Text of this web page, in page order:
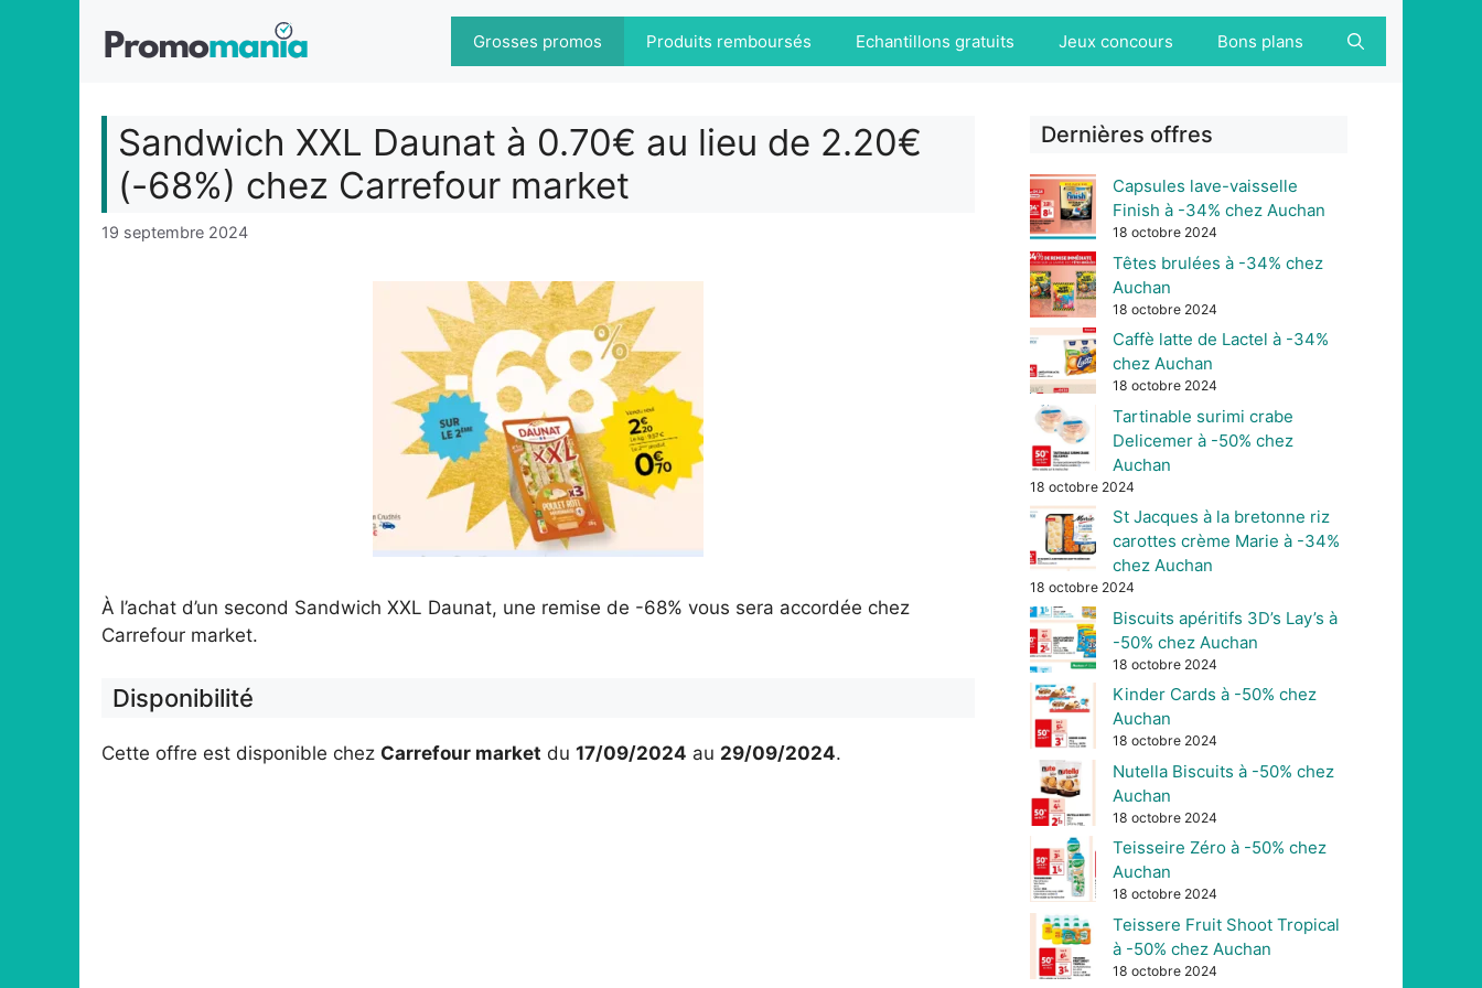
Grosses promos Produits remboursés Echantillons gratuits Jeux concours Bons plans
Sandwich XXL Daunat à 0.70€ au lieu de 2.20€
(-68%) chez Carrefour market
19 septembre 2024
À l’achat d’un second Sandwich XXL Daunat, une remise de -68% vous sera accordée chez
Carrefour market.
Disponibilité
Cette offre est disponible chez Carrefour market du 17/09/2024 au 29/09/2024.
Dernières offres
Capsules lave-vaisselle
Finish à -34% chez Auchan
18 octobre 2024
Têtes brulées à -34% chez
Auchan
18 octobre 2024
Caffè latte de Lactel à -34%
chez Auchan
18 octobre 2024
Tartinable surimi crabe
Delicemer à -50% chez
Auchan
18 octobre 2024
St Jacques à la bretonne riz
carottes crème Marie à -34%
chez Auchan
18 octobre 2024
Biscuits apéritifs 3D’s Lay’s à
-50% chez Auchan
18 octobre 2024
Kinder Cards à -50% chez
Auchan
18 octobre 2024
Nutella Biscuits à -50% chez
Auchan
18 octobre 2024
Teisseire Zéro à -50% chez
Auchan
18 octobre 2024
Teissere Fruit Shoot Tropical
à -50% chez Auchan
18 octobre 2024